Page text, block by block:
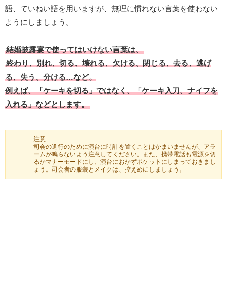
語、ていねい語を用いますが、無理に慣れない言葉を使わない
ようにしましょう。
結婚披露宴で使ってはいけない言葉は、
終わり、別れ、切る、壊れる、欠ける、閉じる、去る、逃げ
る、失う、分ける…など。
例えば、「ケーキを切る」ではなく、「ケーキ入刀、ナイフを
入れる」などとします。
注意
司会の進行のために演台に時計を置くことはかまいませんが、アラ
ームが鳴らないよう注意してください。また、携帯電話も電源を切
るかマナーモードにし、演台におかずポケットにしまっておきまし
ょう。司会者の服装とメイクは、控えめにしましょう。